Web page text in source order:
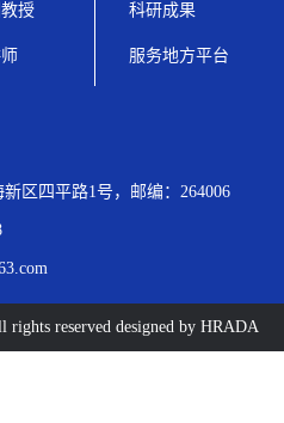
授 科研成果
服务地方平台
区四平路1号，邮编：264006
reserved designed by HRADA